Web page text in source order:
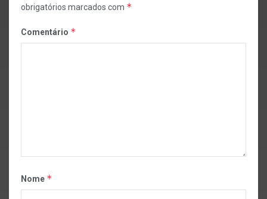
obrigatórios marcados com *
Comentário *
Nome *